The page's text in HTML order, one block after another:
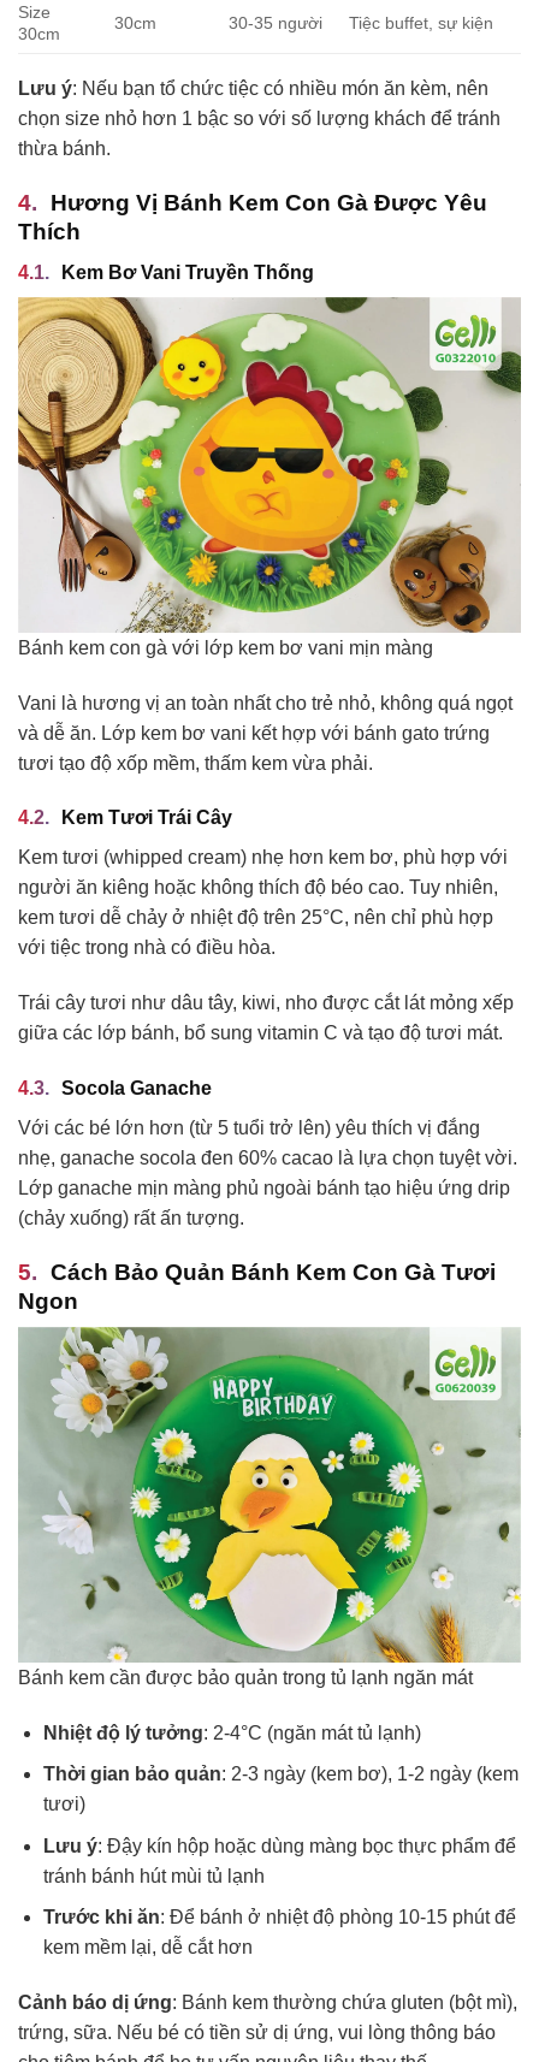
Size
30cm
30cm 30-35 người Tiệc buffet, sự kiện
Lưu ý: Nếu bạn tổ chức tiệc có nhiều món ăn kèm, nên
chọn size nhỏ hơn 1 bậc so với số lượng khách để tránh
thừa bánh.
Hương Vị Bánh Kem Con Gà Được Yêu
Thích
Kem Bơ Vani Truyền Thống
Bánh kem con gà với lớp kem bơ vani mịn màng
Vani là hương vị an toàn nhất cho trẻ nhỏ, không quá ngọt
và dễ ăn. Lớp kem bơ vani kết hợp với bánh gato trứng
tươi tạo độ xốp mềm, thấm kem vừa phải.
Kem Tươi Trái Cây
Kem tươi (whipped cream) nhẹ hơn kem bơ, phù hợp với
người ăn kiêng hoặc không thích độ béo cao. Tuy nhiên,
kem tươi dễ chảy ở nhiệt độ trên 25°C, nên chỉ phù hợp
với tiệc trong nhà có điều hòa.
Trái cây tươi như dâu tây, kiwi, nho được cắt lát mỏng xếp
giữa các lớp bánh, bổ sung vitamin C và tạo độ tươi mát.
Socola Ganache
Với các bé lớn hơn (từ 5 tuổi trở lên) yêu thích vị đắng
nhẹ, ganache socola đen 60% cacao là lựa chọn tuyệt vời.
Lớp ganache mịn màng phủ ngoài bánh tạo hiệu ứng drip
(chảy xuống) rất ấn tượng.
Cách Bảo Quản Bánh Kem Con Gà Tươi
Ngon
Bánh kem cần được bảo quản trong tủ lạnh ngăn mát
Nhiệt độ lý tưởng: 2-4°C (ngăn mát tủ lạnh)
Thời gian bảo quản: 2-3 ngày (kem bơ), 1-2 ngày (kem
tươi)
Lưu ý: Đậy kín hộp hoặc dùng màng bọc thực phẩm để
tránh bánh hút mùi tủ lạnh
Trước khi ăn: Để bánh ở nhiệt độ phòng 10-15 phút để
kem mềm lại, dễ cắt hơn
Cảnh báo dị ứng: Bánh kem thường chứa gluten (bột mì),
trứng, sữa. Nếu bé có tiền sử dị ứng, vui lòng thông báo